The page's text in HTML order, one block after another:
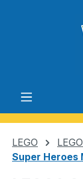
LEGO
Super Heroes